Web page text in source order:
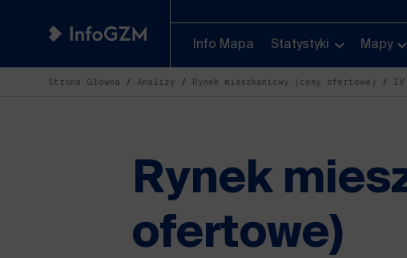
Info Mapa Statystyki Mapy
Strona Główna Analizy Rynek mieszkaniowy (ceny ofertowe) IV
Rynek
ofertowe)